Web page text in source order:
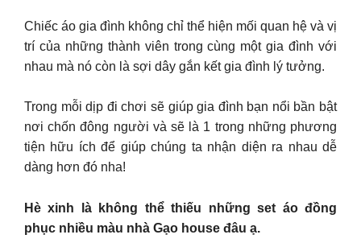
Chiếc áo gia đình không chỉ thể hiện mối quan hệ và vị
trí của những thành viên trong cùng một gia đình với
nhau mà nó còn là sợi dây gắn kết gia đình lý tưởng.
Trong mỗi dịp đi chơi sẽ giúp gia đình bạn nổi bần bật
nơi chốn đông người và sẽ là 1 trong những phương
tiện hữu ích để giúp chúng ta nhận diện ra nhau dễ
dàng hơn đó nha!
Hè xinh là không thể thiếu những set áo đồng
phục nhiều màu nhà Gạo house đâu ạ.